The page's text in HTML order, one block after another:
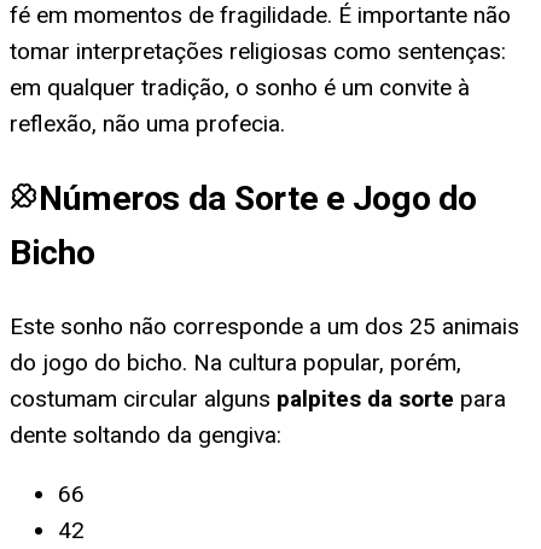
fé em momentos de fragilidade. É importante não
tomar interpretações religiosas como sentenças:
em qualquer tradição, o sonho é um convite à
reflexão, não uma profecia.
Números da Sorte e Jogo do
Bicho
Este sonho não corresponde a um dos 25 animais
do jogo do bicho. Na cultura popular, porém,
costumam circular alguns palpites da sorte para
dente soltando da gengiva:
66
42